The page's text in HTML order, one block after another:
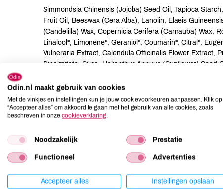
Simmondsia Chinensis (Jojoba) Seed Oil, Tapioca
Fruit Oil, Beeswax (Cera Alba), Lanolin, Elaeis
(Candelilla) Wax, Copernicia Cerifera (Carnauba) Wax,
Linalool*, Limonene*, Geraniol*, Coumarin*, Citral*,
Vulneraria Extract, Calendula Officinalis Flower Extract,
Dipalmitate, Silica, Helianthus Annuus (Sunflower)
CI 77499), Titanium Dioxide (CI 77891), Ultramarines
Allergenen
Aardnoten
onbekend
onbekend
Lactose
onbekend
Lupine
onbekend
Mosterd
onbekend
Odin.nl maakt gebruik van cookies
Met de vinkjes en instellingen kun je jouw cookievoorkeuren aanpassen. Klik op
“Accepteer alles” om akkoord te gaan met het gebruik van alle cookies, zoals
beschreven in onze cookieverklaring.
Noodzakelijk Prestatie
Functioneel Advertenties
Accepteer alles Instellingen opslaan